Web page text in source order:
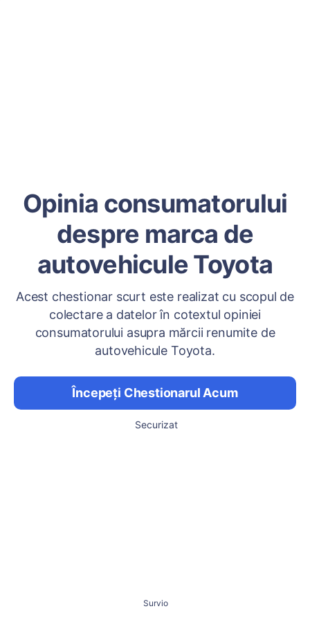
Opinia consumatorului
despre marca de
autovehicule Toyota
Acest chestionar scurt este realizat cu scopul de
colectare a datelor în cotextul opiniei
consumatorului asupra mărcii renumite de
autovehicule Toyota.
Începeți Chestionarul Acum
Securizat
Survio